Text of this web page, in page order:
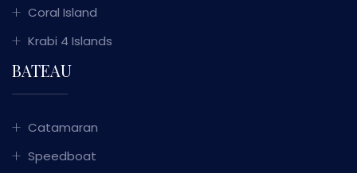
Coral Island
Krabi 4 Islands
BATEAU
Catamaran
Speedboat